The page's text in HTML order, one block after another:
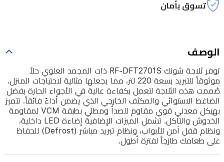
هذه
بكفاءة
عالية
في
الأجواء
الحارة
بفضل
الضاغط
تسوق بأمان
الوصف
توفر ثلاجة شونك RF-DFT2701S ذات المجمد العلوي حلاً
موثوقاً للتبريد بسعة 220 لتر، مما يجعلها مثالية لاحتياجات المنزل.
صُممت هذه الثلاجة لتعمل بكفاءة عالية في الأجواء الحارة بفضل
الضاغط الاستوائي والمكثف الخارجي الذي يضمن أداءً فائقاً. تتميز
بهيكل معدني قوي مقاوم للصدأ ومطلي بطبقة VCM لمقاومة
الخدوش والتآكل. تشمل الميزات الإضافية إضاءة LED داخلية،
ونظام قفل آمن للأبواب، ونظام تبريد مباشر (Defrost) للحفاظ
على طعامك طازجاً لفترة أطول.